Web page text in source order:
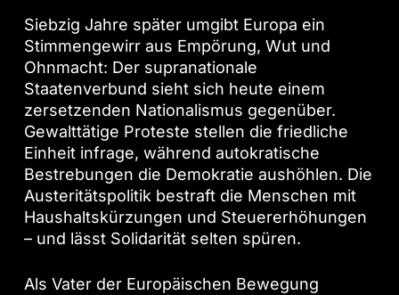
Siebzig Jahre später umgibt Europa ein
Stimmengewirr aus Empörung, Wut und
Ohnmacht: Der supranationale
Staatenverbund sieht sich heute einem
zersetzenden Nationalismus gegenüber.
Gewalttätige Proteste stellen die friedliche
Einheit infrage, während autokratische
Bestrebungen die Demokratie aushöhlen. Die
Austeritätspolitik bestraft die Menschen mit
Haushaltskürzungen und Steuererhöhungen
– und lässt Solidarität selten spüren.
Als Vater der Europäischen Bewegung